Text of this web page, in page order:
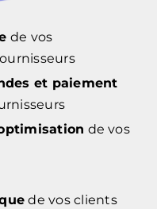
de vos
et paiement
de vos
de vos clients